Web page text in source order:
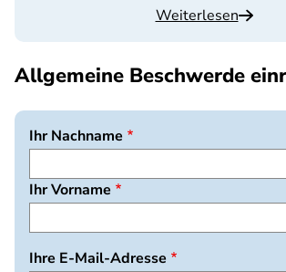
Weiterlesen
Allgemeine Beschwerde
Ihr Nachname
Ihr Vorname
Ihre E-Mail-Adresse